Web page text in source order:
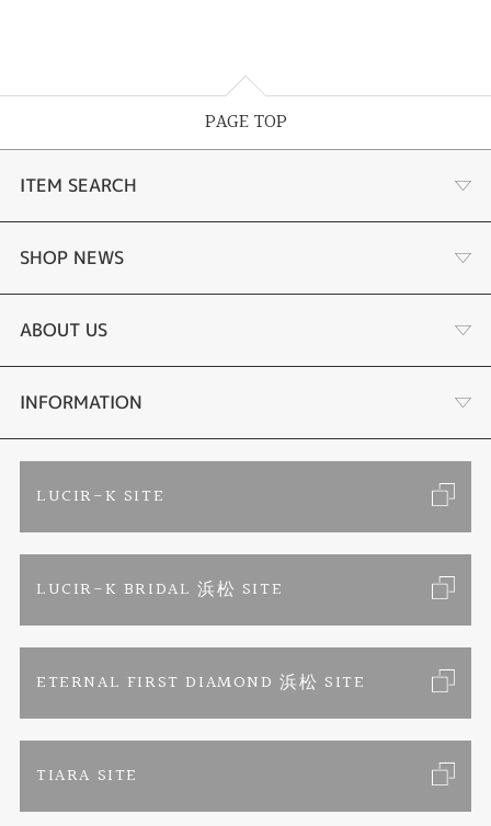
PAGE TOP
ITEM SEARCH
婚約指輪 結婚指輪
ラボグロウンダイヤモンド婚約指輪
手作り結婚指輪
手作りペアリング
カラー発色ジュエリー
パーマネントジュエリー
SHOP NEWS
商品一覧
ブランドリスト
リフォーム
ABOUT US
店舗情報・会社概要
お問い合わせ
INFORMATION
LUCIR-K SITE
LUCIR-K BRIDAL 浜松 SITE
ETERNAL FIRST DIAMOND 浜松 SITE
TIARA SITE